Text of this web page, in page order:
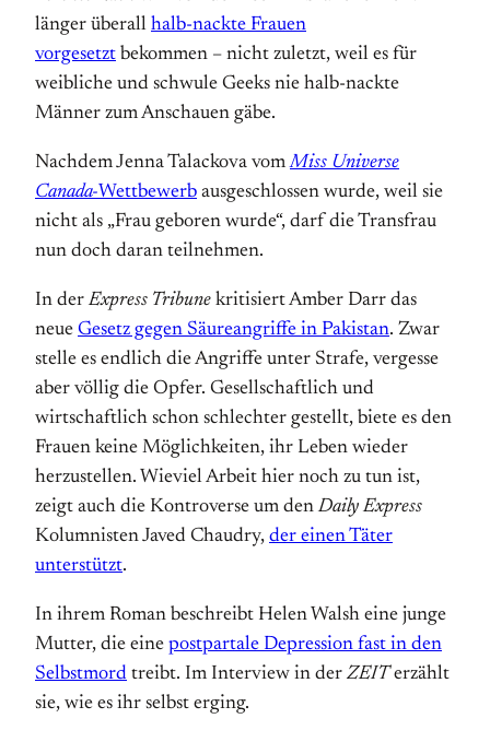
länger überall halb-nackte Frauen
vorgesetzt bekommen – nicht zuletzt, weil es für
weibliche und schwule Geeks nie halb-nackte
Männer zum Anschauen gäbe.
Nachdem Jenna Talackova vomMiss Universe
Canada-Wettbewerb ausgeschlossen wurde, weil sie
nicht als „Frau geboren wurde“, darf die Transfrau
nun doch daran teilnehmen.
In der Express Tribune kritisiert Amber Darr das
neue Gesetz gegen Säureangriffe in Pakistan. Zwar
stelle es endlich die Angriffe unter Strafe, vergesse
aber völlig die Opfer. Gesellschaftlich und
wirtschaftlich schon schlechter gestellt, biete es den
Frauen keine Möglichkeiten, ihr Leben wieder
herzustellen. Wieviel Arbeit hier noch zu tun ist,
zeigt auch die Kontroverse um den Daily Express
Kolumnisten Javed Chaudry, der einen Täter
unterstützt.
In ihrem Roman beschreibt Helen Walsh eine junge
Mutter, die eine postpartale Depression fast in den
Selbstmord treibt. Im Interview in der ZEITerzählt
sie, wie es ihr selbst erging.